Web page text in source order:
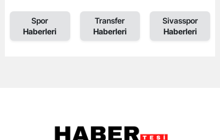
Spor
Haberleri
Transfer
Haberleri
Sivasspor
Haberleri